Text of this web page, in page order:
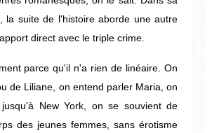
la suite de l'histoire aborde une autre
direct avec le triple crime.
parce qu'il n'a rien de linéaire. On
de Liliane, on entend parler Maria, on
New York, on se souvient de
des jeunes femmes, sans érotisme